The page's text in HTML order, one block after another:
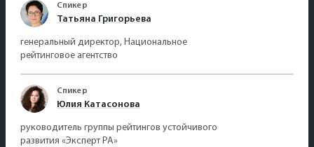
Спикер
Татьяна Григорьева
генеральный директор, Национальное
рейтинговое агентство
Спикер
Юлия Катасонова
руководитель группы рейтингов устойчивого
развития «Эксперт РА»